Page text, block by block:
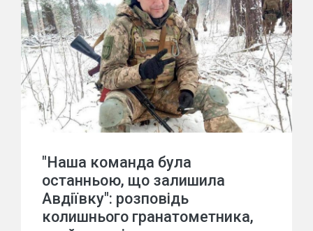
"Наша команда була
останньою, що залишила
Авдіївку": розповідь
колишнього гранатометника,